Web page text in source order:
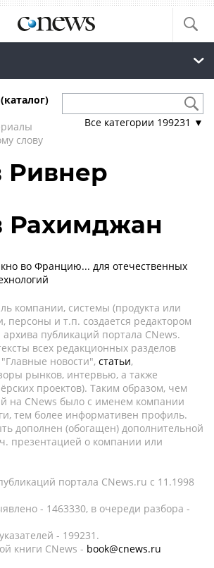
слову
Все категории 199231 ▼
Ривнер
Рахимджан
во Францию... для отечественных
компании, системы (продукта или
персоны и т.п. создается редактором
публикаций портала CNews.
всех редакционных разделов
новости", статьи,
рынков, интервью, а также
проектов). Таким образом, чем
на CNews было с именем компании
тем более информативен профиль.
дополнен (обогащен) дополнительной
презентацией о компании или
портала CNews.ru c 11.1998
- 1463330, в очереди разбора -
- 199231.
книги CNews - book@cnews.ru